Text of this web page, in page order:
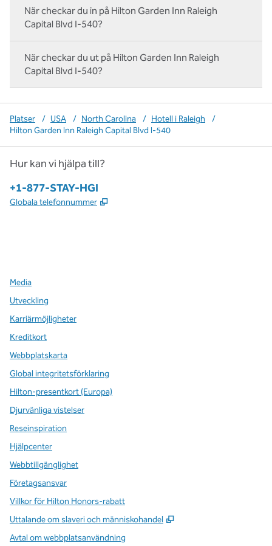
När checkar du in på Hilton Garden Inn Raleigh
Capital Blvd I-540?
När checkar du ut på Hilton Garden Inn Raleigh
Capital Blvd I-540?
Platser / USA / North Carolina / Hotell i Raleigh
/
Hilton Garden Inn Raleigh Capital Blvd I-540
Hur kan vi hjälpa till?
Telefon:
+1-877-STAY-HGI
Globala telefonnummer ,
Media
Utveckling
Karriärmöjligheter
Kreditkort
Webbplatskarta
Global integritetsförklaring
Hilton-presentkort (Europa)
Djurvänliga vistelser
Reseinspiration
Hjälpcenter
Webbtillgänglighet
Företagsansvar
Villkor för Hilton Honors-rabatt
Uttalande om slaveri och människohandel
,
Avtal om webbplatsanvändning